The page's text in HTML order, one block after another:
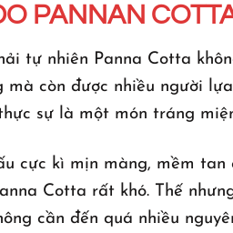
PANNAN
tự nhiên Panna Cotta
mà còn được nhiều người
sự là một món tráng
cực kì mịn màng, mềm
Cotta rất khó. Thế
cần đến quá nhiều